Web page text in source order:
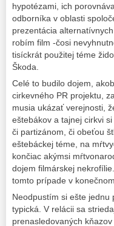
hypotézami, ich
odborníka v oblasti
prezentácia
robím film -čosi
tisíckrát použitej téme
Škoda.
Celé to budilo dojem,
cirkevného PR projektu,
musia ukázať verejnosti,
eštebákov a tajnej cirkvi
či partizánom, či obeťou
eštebáckej téme, na
končiac akýmsi
dojem filmárskej
tomto prípade v
Neodpustím si ešte jednu
typická. V relácii sa
prenasledovaných